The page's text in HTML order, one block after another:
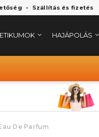
Szállítás és fizetés
HAJÁPOLÁS
De Parfum